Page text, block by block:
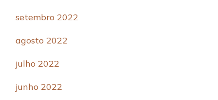
setembro 2022
agosto 2022
julho 2022
junho 2022